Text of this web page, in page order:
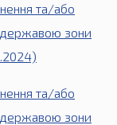
та/або
державою зони
та/або
державою зони